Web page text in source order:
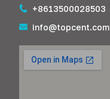
+8613500028503
info@topcent.com